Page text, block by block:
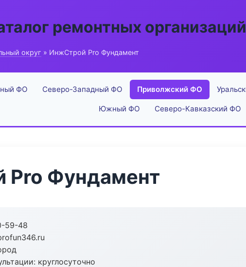
ремонтных организаций
округ » ИнжСтрой Pro Фундамент
ФО Северо-Западный ФО Приволжский ФО
Южный ФО Северо-Кавказский ФО
Pro Фундамент
59-48
круглосуточно